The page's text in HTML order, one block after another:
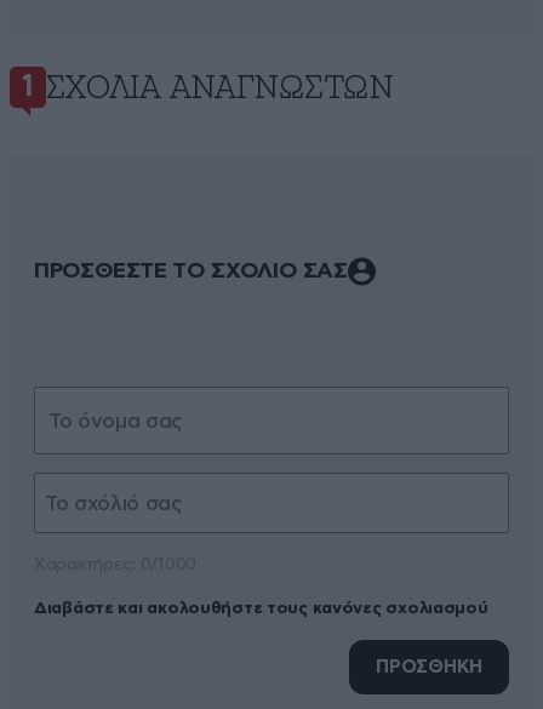
1 ΣΧΌΛΙΑ ΑΝΑΓΝΩΣΤΏΝ
ΠΡΟΣΘΕΣΤΕ ΤΟ ΣΧΟΛΙΟ ΣΑΣ
Διαβάστε και ακολουθήστε τους κανόνες σχολιασμού
ΠΡΟΣΘΗΚΗ